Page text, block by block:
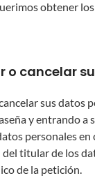
obtener
cancelar
sus
y entrando a
personales en
titular de los
de la petición.